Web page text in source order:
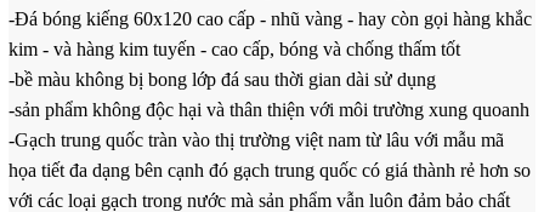
-Đá bóng kiếng 60x120 cao cấp - nhũ vàng - hay còn gọi hàng khắc
kim - và hàng kim tuyến - cao cấp, bóng và chống thấm tốt
-bề màu không bị bong lớp đá sau thời gian dài sử dụng
-sản phẩm không độc hại và thân thiện với môi trường xung quoanh
-Gạch trung quốc tràn vào thị trường việt nam từ lâu với mẫu mã
họa tiết đa dạng bên cạnh đó gạch trung quốc có giá thành rẻ hơn so
với các loại gạch trong nước mà sản phẩm vẫn luôn đảm bảo chất